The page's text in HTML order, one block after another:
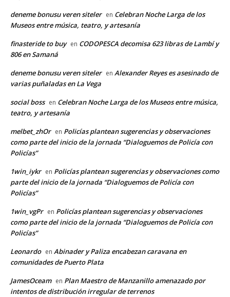
deneme bonusu veren siteler en Celebran Noche Larga de los
Museos entre música, teatro, y artesanía
finasteride to buy en CODOPESCA decomisa 623 libras de Lambí y
806 en Samaná
deneme bonusu veren siteler en Alexander Reyes es asesinado de
varias puñaladas en La Vega
social boss en Celebran Noche Larga de los Museos entre música,
teatro, y artesanía
melbet_zhOr en Policías plantean sugerencias y observaciones
como parte del inicio de la jornada “Dialoguemos de Policía con
Policías”
1win_iykr en Policías plantean sugerencias y observaciones como
parte del inicio de la jornada “Dialoguemos de Policía con
Policías”
1win_vgPr en Policías plantean sugerencias y observaciones
como parte del inicio de la jornada “Dialoguemos de Policía con
Policías”
Leonardo en Abinader y Paliza encabezan caravana en
comunidades de Puerto Plata
JamesOceam en Plan Maestro de Manzanillo amenazado por
intentos de distribución irregular de terrenos